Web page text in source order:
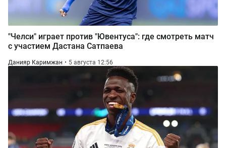
"Челси" играет против "Ювентуса": где смотреть матч
с участием Дастана Сатпаева
Данияр Каримжан 5 августа 12:56